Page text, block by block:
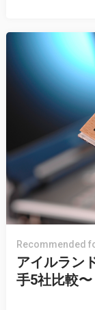
Recommended
アイルラン
手5社比較〜